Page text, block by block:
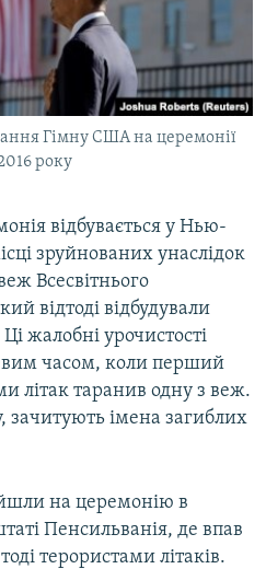
Гімну США на церемонії
року
відбувається у Нью-
зруйнованих унаслідок
Всесвітнього
відтоді відбудували
жалобні урочистості
часом, коли перший
літак таранив одну з веж.
зачитують імена загиблих
на церемонію в
Пенсильванія, де впав
терористами літаків.